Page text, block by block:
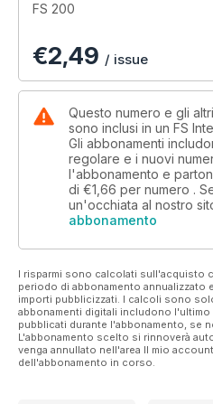
FS 200
€2,49 / issue
Questo numero e gli
sono inclusi in un FS
Gli abbonamenti
regolare e i nuovi
l'abbonamento e
di €1,66 per numero .
un'occhiata al nostro
abbonamento
I risparmi sono calcolati sull'acquisto
periodo di abbonamento annualizzato
importi pubblicizzati. I calcoli sono
abbonamenti digitali includono
pubblicati durante l'abbonamento, se
L'abbonamento scelto si rinnoverà
venga annullato nell'area Il mio
dell'abbonamento in corso.